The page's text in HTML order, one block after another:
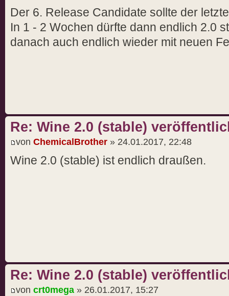
Der 6. Release Candidate sollte der
In 1 - 2 Wochen dürfte dann endlich 2.0
danach auch endlich wieder mit neuen
Re: Wine 2.0 (stable)
von ChemicalBrother » 24.01.2017, 22:48
Wine 2.0 (stable) ist endlich draußen.
Re: Wine 2.0 (stable)
von crt0mega » 26.01.2017, 15:27